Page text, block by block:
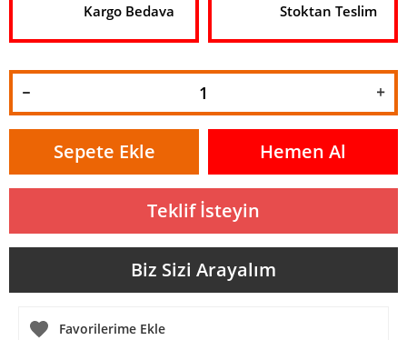
Kargo Bedava Stoktan Teslim
Sepete Ekle Hemen Al
Teklif İsteyin
Biz Sizi Arayalım